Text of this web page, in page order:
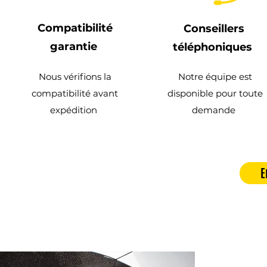
Compatibilité
garantie
Nous vérifions la
compatibilité avant
expédition
Conseillers
téléphoniques
Notre équipe est
disponible pour toute
demande